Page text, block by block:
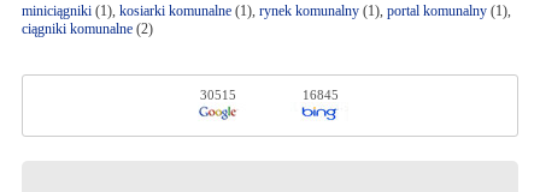
miniciągniki(1), kosiarki komunalne(1), rynek komunalny(1), portal komunalny(1),
ciągniki komunalne(2)
30515 16845